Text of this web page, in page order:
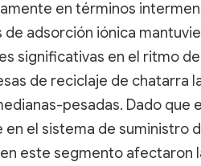
en términos
de adsorción iónica
significativas en el ritmo
de reciclaje de chatarra
pesadas. Dado
el sistema de suministro
este segmento afectaron